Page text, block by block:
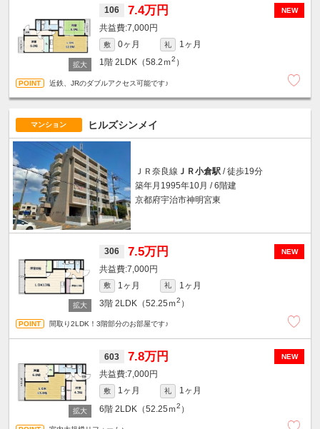
NEW
106 7.4万円
7,000円
敷 0ヶ月 礼
1ヶ月
1階 2LDK（58.2ｍ2 ）
近鉄、JRのダブルアクセス可能です♪
マンション ヒルズシンメイ
ＪＲ奈良線 ＪＲ小倉駅/ 徒歩19分
築年月1995年10月 / 6階建
京都府宇治市神明宮東
NEW
306 7.5万円
7,000円
敷 1ヶ月 礼
1ヶ月
3階 2LDK（52.25ｍ2 ）
間取り2LDK！3階部分のお部屋です♪
NEW
603 7.8万円
7,000円
敷 1ヶ月 礼
1ヶ月
6階 2LDK（52.25ｍ2 ）